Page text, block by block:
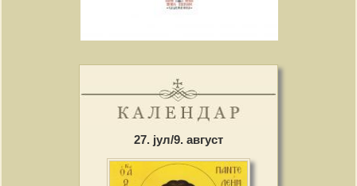
27. јул/9. август